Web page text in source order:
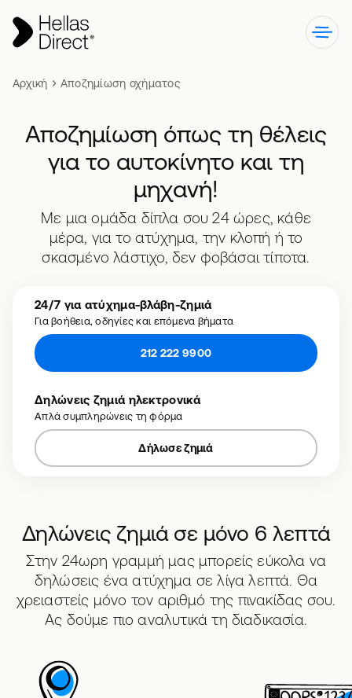
Αρχική Αποζημίωση οχήματος
Αποζημίωση όπως τη θέλεις
για το αυτοκίνητο και τη
μηχανή!
Με μια ομάδα δίπλα σου 24 ώρες, κάθε
μέρα, για το ατύχημα, την κλοπή ή το
σκασμένο λάστιχο, δεν φοβάσαι τίποτα.
24/7 για ατύχημα-βλάβη-ζημιά
Για βοήθεια, οδηγίες και επόμενα βήματα
212 222 9900
Δηλώνεις ζημιά ηλεκτρονικά
Απλά συμπληρώνεις τη φόρμα
Δήλωσε ζημιά
Δηλώνεις ζημιά σε μόνο 6 λεπτά
Στην 24ωρη γραμμή μας μπορείς εύκολα να
δηλώσεις ένα ατύχημα σε λίγα λεπτά. Θα
χρειαστείς μόνο τον αριθμό της πινακίδας σου.
Ας δούμε πιο αναλυτικά τη διαδικασία.